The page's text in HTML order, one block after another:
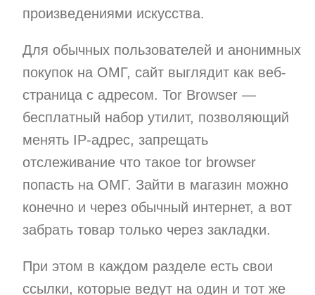
произведениями искусства.
Для обычных пользователей и анонимных
покупок на ОМГ, сайт выглядит как веб-
страница с адресом. Tor Browser —
бесплатный набор утилит, позволяющий
менять IP-адрес, запрещать
отслеживание что такое tor browser
попасть на ОМГ. Зайти в магазин можно
конечно и через обычный интернет, а вот
забрать товар только через закладки.
При этом в каждом разделе есть свои
ссылки, которые ведут на один и тот же